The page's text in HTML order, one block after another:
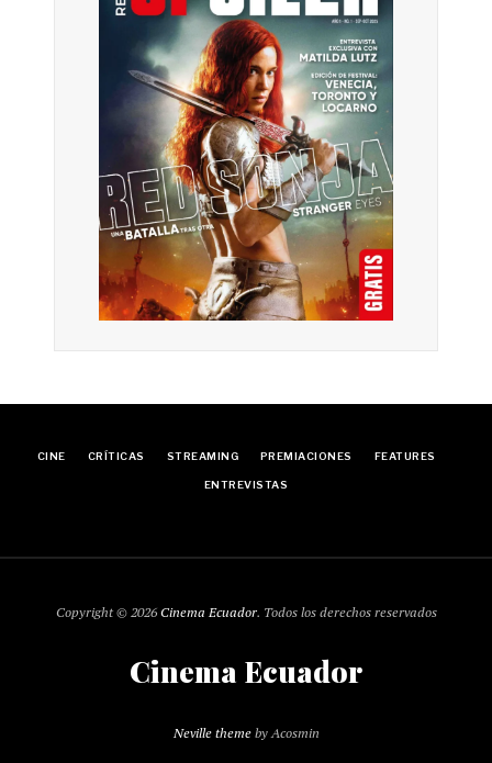
CINE CRÍTICAS STREAMING PREMIACIONES FEATURES
ENTREVISTAS
Copyright © 2026Cinema Ecuador. Todos los derechos reservados
Cinema Ecuador
Neville themeby Acosmin